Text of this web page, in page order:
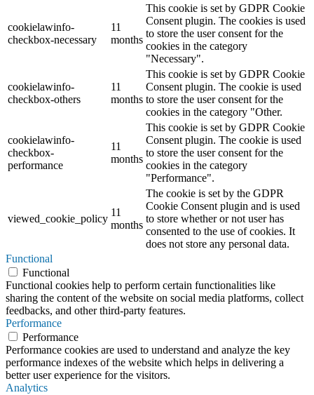
cookielawinfo-
checkbox-necessary
11
months
This cookie is set by GDPR Cookie
Consent plugin. The cookies is used
to store the user consent for the
cookies in the category
"Necessary".
cookielawinfo-
checkbox-others
11
months
This cookie is set by GDPR Cookie
Consent plugin. The cookie is used
to store the user consent for the
cookies in the category "Other.
cookielawinfo-
checkbox-
performance
11
months
This cookie is set by GDPR Cookie
Consent plugin. The cookie is used
to store the user consent for the
cookies in the category
"Performance".
viewed_cookie_policy
11
months
The cookie is set by the GDPR
Cookie Consent plugin and is used
to store whether or not user has
consented to the use of cookies. It
does not store any personal data.
Functional
Functional
Functional cookies help to perform certain functionalities like
sharing the content of the website on social media platforms, collect
feedbacks, and other third-party features.
Performance
Performance
Performance cookies are used to understand and analyze the key
performance indexes of the website which helps in delivering a
better user experience for the visitors.
Analytics